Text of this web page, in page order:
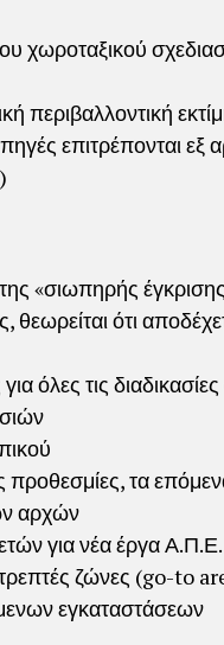
χωροταξικού
περιβαλλοντική
επιτρέπονται εξ
«σιωπηρής
ότι
όλες τις
προθεσμίες, τα
αρχών
για νέα έργα Α.Π.Ε.
ζώνες (go-to
εγκαταστάσεων